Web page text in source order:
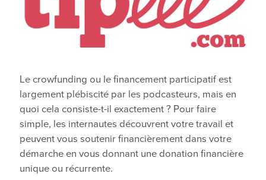
Le crowfunding ou le financement participatif est
largement plébiscité par les podcasteurs, mais en
quoi cela consiste-t-il exactement ? Pour faire
simple, les internautes découvrent votre travail et
peuvent vous soutenir financièrement dans votre
démarche en vous donnant une donation financière
unique ou récurrente.